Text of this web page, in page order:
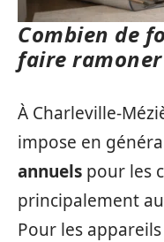
Combien de
faire
À Charleville-
impose en
annuels pour les
principalement
Pour les